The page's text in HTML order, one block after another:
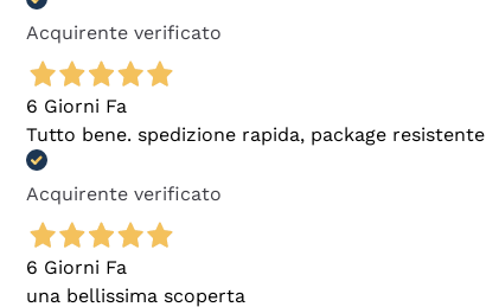
Acquirente verificato
6 Giorni Fa
Tutto bene. spedizione rapida, package resistente
Acquirente verificato
6 Giorni Fa
una bellissima scoperta